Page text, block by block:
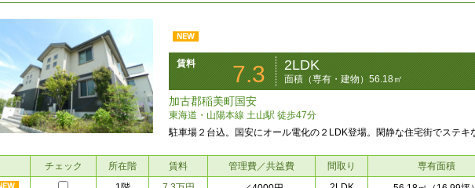
賃料 7.3 2LDK
面積（専有・建物）56.18㎡
加古郡稲美町国安
東海道・山陽本線 土山駅 徒歩47分
駐車場２台込。国安にオール電化の２LDK登場。閑静な住宅街でステキ
チェック 所在階 賃料 管理費／共益費 間取り 専有面積